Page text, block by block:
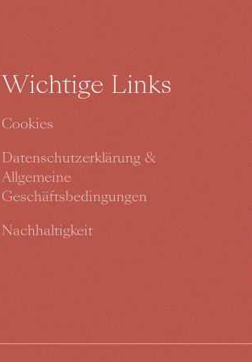
Wichtige Links
Cookies
Datenschutzerklärung &
Allgemeine
Geschäftsbedingungen
Nachhaltigkeit